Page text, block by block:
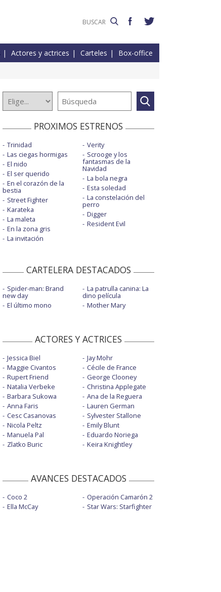
Actores y actrices Carteles Box-office
PROXIMOS ESTRENOS
Trinidad
Las ciegas hormigas
El nido
El ser querido
En el corazón de la
bestia
Street Fighter
Karateka
La maleta
En la zona gris
La invitación
Verity
Scrooge y los
fantasmas de la
Navidad
La bola negra
Esta soledad
La constelación del
perro
Digger
Resident Evil
CARTELERA DESTACADOS
Spider-man: Brand
new day
El último mono
La patrulla canina: La
dino película
Mother Mary
ACTORES Y ACTRICES
Jessica Biel
Maggie Civantos
Rupert Friend
Natalia Verbeke
Barbara Sukowa
Anna Faris
Cesc Casanovas
Nicola Peltz
Manuela Pal
Zlatko Buric
Jay Mohr
Cécile de France
George Clooney
Christina Applegate
Ana de la Reguera
Lauren German
Sylvester Stallone
Emily Blunt
Eduardo Noriega
Keira Knightley
AVANCES DESTACADOS
Coco 2
Ella McCay
Operación Camarón 2
Star Wars: Starfighter